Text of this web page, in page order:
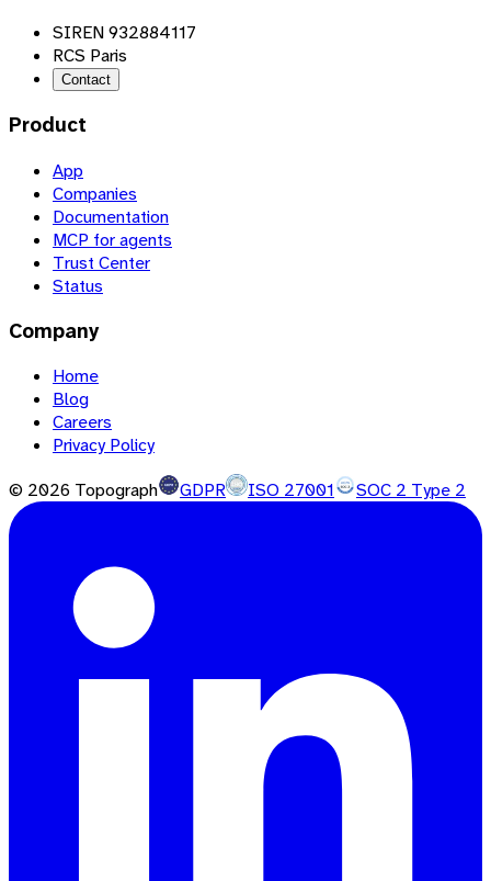
SIREN 932884117
RCS Paris
Contact
Product
App
Companies
Documentation
MCP for agents
Trust Center
Status
Company
Home
Blog
Careers
Privacy Policy
© 2026 Topograph GDPR ISO 27001 SOC 2 Type 2